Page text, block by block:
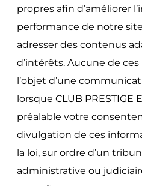
propres afin d’améliorer
performance de notre
adresser des contenus
d’intérêts. Aucune de
l’objet d’une
lorsque CLUB PRESTIGE
préalable votre
divulgation de ces
la loi, sur ordre d’un
administrative ou